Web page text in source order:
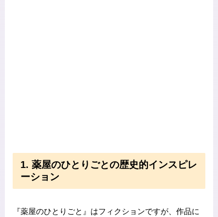
1. 薬屋のひとりごとの歴史的インスピレ
ーション
『薬屋のひとりごと』はフィクションですが、作品に